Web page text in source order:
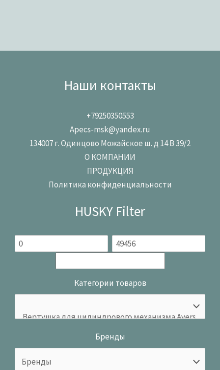
Наши контакты
+79250350553
Apecs-msk@yandex.ru
134007 г. Одинцово Можайское ш. д 14 В 39/2
О КОМПАНИИ
ПРОДУКЦИЯ
Политика конфиденциальности
HUSKY Filter
Категории товаров
Бренды